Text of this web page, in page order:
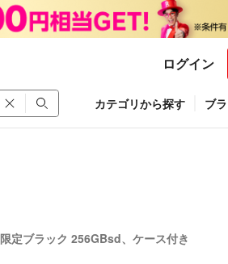
ログイン
カテゴリから探す ブ
定ブラック 256GBsd、ケース付き